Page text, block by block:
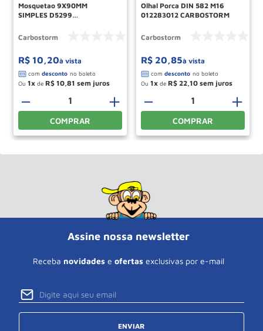
Mosquetao 9X90MM
SIMPLES D5299
Carbostorm
R$ 10,20à vista
Ou 1 de R$ 10 81
＋
－
COMPRAR
Olhal Porca DIN 582 M16
012283012 CARBOSTORM
Carbostorm
R$ 20,85à vista
Ou 1 de R$ 22 10
＋
－
COMPRAR
Assine nossa newsletter
Receba novidades e ofertas exclusivas por e-mail
ENVIAR